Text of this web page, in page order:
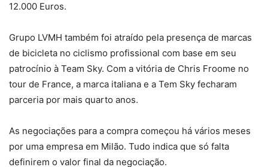
12.000 Euros.
Grupo LVMH também foi atraído pela presença de marcas
de bicicleta no ciclismo profissional com base em seu
patrocínio à Team Sky. Com a vitória de Chris Froome no
tour de France, a marca italiana e a Tem Sky fecharam
parceria por mais quarto anos.
As negociações para a compra começou há vários meses
por uma empresa em Milão. Tudo indica que só falta
definirem o valor final da negociação.